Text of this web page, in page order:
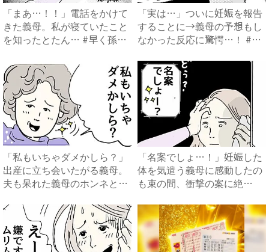
「まあ…！！」電話をかけて
きた義母。私が寝ていたこと
を知ったとたん… #早く孫
「実は…」ついに妊娠を報告
することに→義母の予想もし
なかった反応に驚愕…！ #
「私もいちゃダメかしら？」
出産に立ち会いたがる義母。
夫も呆れた義母のホンネと
「名案でしょ…！」妊娠した
体を気遣う義母に感動したの
も束の間、衝撃の案に絶